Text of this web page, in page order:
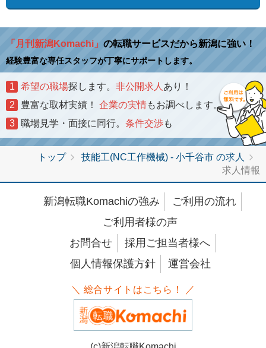
「月刊新潟Komachi」 の転職サービスだから新潟に強い！
経験豊富な専任スタッフが丁寧にサポートします。
1 希望の職場探します。 非公開求人 あり！
2
豊富な取材実績！ 企業の実情もお調べします。
3
職場見学・面接に同行。 条件交渉も
トップ
技能工(NC工作機械) - 小千谷市 の求人
求人情報
新潟転職Komachiの強み
ご利用の流れ
ご利用者様の声
お問合せ
採用ご担当者様へ
個人情報保護方針
運営会社
＼ 総合サイトはこちら！ ／